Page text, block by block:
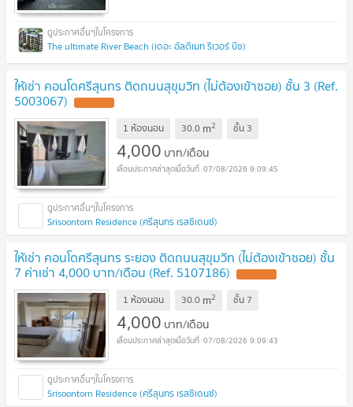
The ultimate River Beach (เดอะ อัลติเมท ริเวอร์ บีช)
ให้เช่า คอนโดศรีสุนทร ติดถนนสุขุมวิท (ไม่ต้องเข้าซอย) ชั้น 3 (Ref.
5003067)
1 ห้องนอน 30.0 m2 ชั้น 3
4,000 บาท/เดือน
07/08/2026 9:09:45
Srisoontorn Residence (ศรีสุนทร เรสซิเดนซ์)
ให้เช่า คอนโดศรีสุนทร ระยอง ติดถนนสุขุมวิท (ไม่ต้องเข้าซอย) ชั้น
7 ค่าเช่า 4,000 บาท/เดือน (Ref. 5107186)
1 ห้องนอน 30.0 m2 ชั้น 7
4,000 บาท/เดือน
07/08/2026 9:09:43
Srisoontorn Residence (ศรีสุนทร เรสซิเดนซ์)